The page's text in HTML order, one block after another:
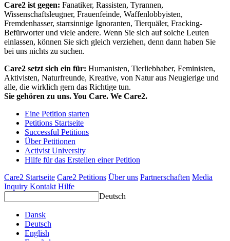
Care2 ist gegen: Fanatiker, Rassisten, Tyrannen,
Wissenschaftsleugner, Frauenfeinde, Waffenlobbyisten,
Fremdenhasser, starrsinnige Ignoranten, Tierquäler, Fracking-
Befürworter und viele andere. Wenn Sie sich auf solche Leuten
einlassen, können Sie sich gleich verziehen, denn dann haben Sie
bei uns nichts zu suchen.
Care2 setzt sich ein für: Humanisten, Tierliebhaber, Feministen,
Aktivisten, Naturfreunde, Kreative, von Natur aus Neugierige und
alle, die wirklich gern das Richtige tun.
Sie gehören zu uns. You Care. We Care2.
Eine Petition starten
Petitions Startseite
Successful Petitions
Über Petitionen
Activist University
Hilfe für das Erstellen einer Petition
Care2 Startseite Care2 Petitions Über uns Partnerschaften Media
Inquiry Kontakt Hilfe
Deutsch
Dansk
Deutsch
English